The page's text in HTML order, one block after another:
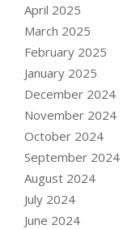
April 2025
March 2025
February 2025
January 2025
December 2024
November 2024
October 2024
September 2024
August 2024
July 2024
June 2024